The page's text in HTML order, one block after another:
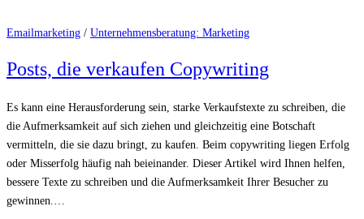
Emailmarketing / Unternehmensberatung: Marketing
Posts, die verkaufen Copywriting
Es kann eine Herausforderung sein, starke Verkaufstexte zu schreiben, die
die Aufmerksamkeit auf sich ziehen und gleichzeitig eine Botschaft
vermitteln, die sie dazu bringt, zu kaufen. Beim copywriting liegen Erfolg
oder Misserfolg häufig nah beieinander. Dieser Artikel wird Ihnen helfen,
bessere Texte zu schreiben und die Aufmerksamkeit Ihrer Besucher zu
gewinnen.…